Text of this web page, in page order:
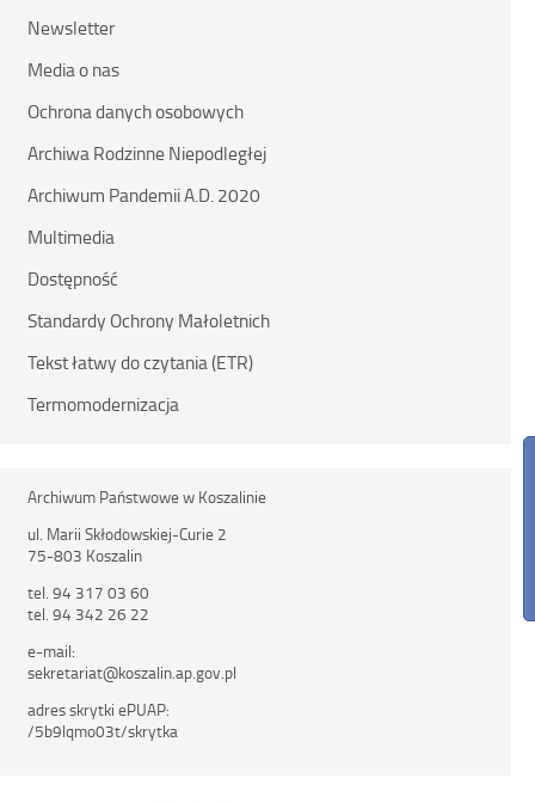
Newsletter
Media o nas
Ochrona danych osobowych
Archiwa Rodzinne Niepodległej
Archiwum Pandemii A.D. 2020
Multimedia
Dostępność
Standardy Ochrony Małoletnich
Tekst łatwy do czytania (ETR)
Termomodernizacja
Archiwum Państwowe w Koszalinie
ul. Marii Skłodowskiej-Curie 2
75-803 Koszalin
tel. 94 317 03 60
tel. 94 342 26 22
e-mail:
sekretariat@koszalin.ap.gov.pl
adres skrytki ePUAP:
/5b9lqmo03t/skrytka